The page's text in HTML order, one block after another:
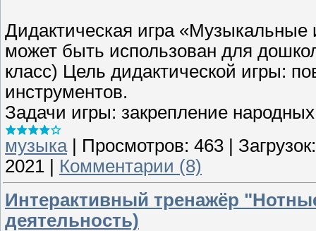
Дидактическая игра «Музыкальные
может быть использован для
класс) Цель дидактической игры:
инструментов.
Задачи игры: закрепление
музыка| Просмотров: 463
Загрузок:
2021
Комментарии (8)
Интерактивный тренажёр
деятельность)